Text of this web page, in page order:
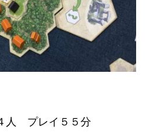
人 プレイ５５分